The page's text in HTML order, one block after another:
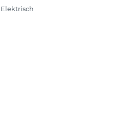
Elektrisch